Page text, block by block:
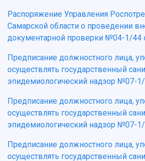
Распоряжение Управления
Самарской области о проведении
документарной проверки №04-1/44
Предписание должностного лица,
осуществлять государственный
эпидемиологический надзор №07-1/
Предписание должностного лица,
осуществлять государственный
эпидемиологический надзор №07-1/
Предписание должностного лица,
осуществлять государственный